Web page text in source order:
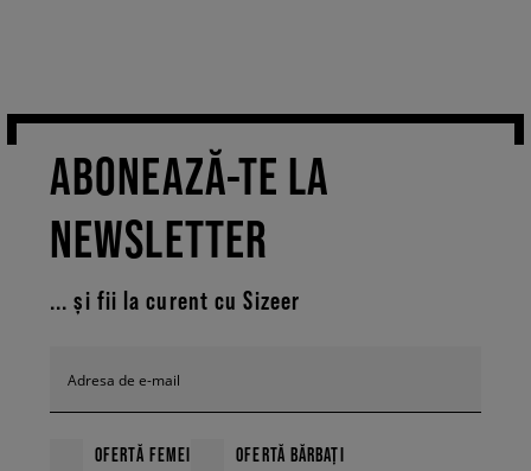
care îi găsești la Sizeer sunt o alternativă excelentă la pantofii sport
outfit-urile de plajă. Plănuiești o excursie cu prietenii la lac, mare sau
piscină? Nu uita de șlapii confortabili, care reprezintă garanția look-ului
galben Birkenstock Barbados Eva sau poate încălțămintea de culoare
roz Champion Samoa? Care dintre ele îți pot completa perfect
așteaptă în showroom-urile Sizeer și în magazinul nostru online.
ABONEAZĂ-TE LA
NEWSLETTER
... și fii la curent cu Sizeer
Adresa de e-mail
OFERTĂ FEMEI OFERTĂ BĂRBAȚI